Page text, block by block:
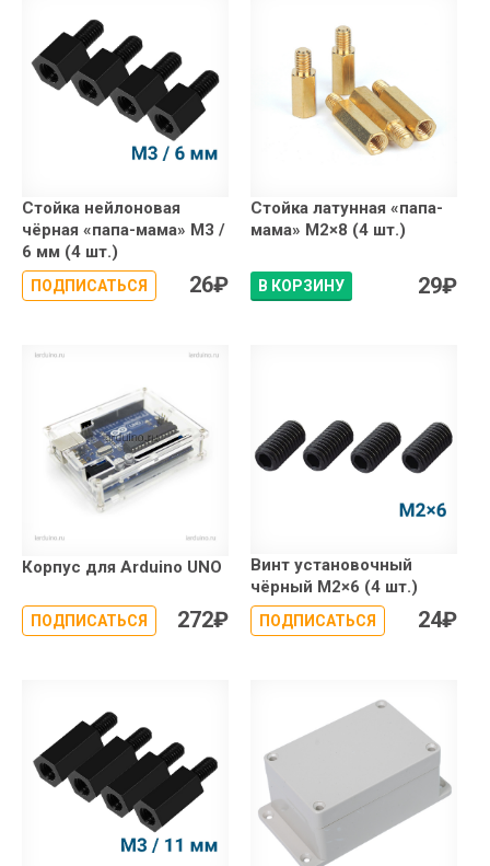
Стойка нейлоновая
чёрная «папа-мама» М3 /
6 мм (4 шт.)
ПОДПИСАТЬСЯ 26₽
Стойка латунная «папа-
мама» М2×8 (4 шт.)
В КОРЗИНУ 29₽
Корпус для Arduino UNO
ПОДПИСАТЬСЯ 272₽
Винт установочный
чёрный М2×6 (4 шт.)
ПОДПИСАТЬСЯ 24₽